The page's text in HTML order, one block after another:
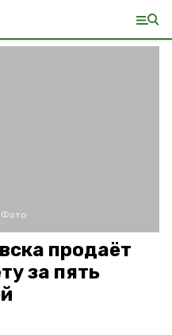
Фото:
продаёт
за пять